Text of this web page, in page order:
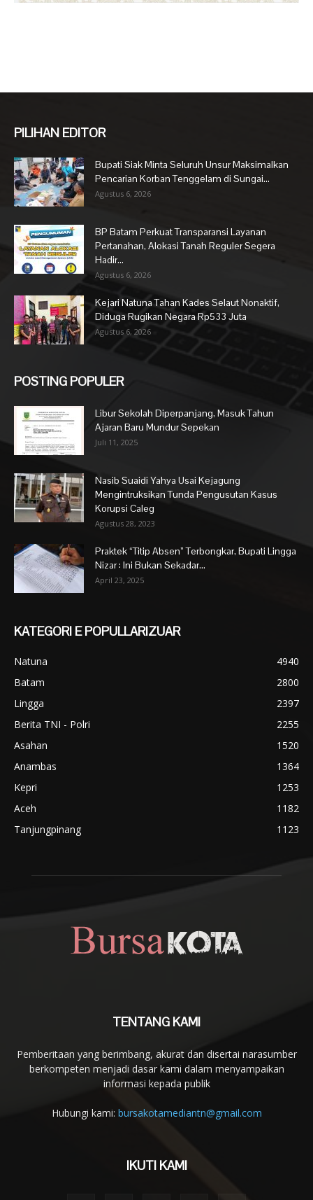
PILIHAN EDITOR
Bupati Siak Minta Seluruh Unsur Maksimalkan
Pencarian Korban Tenggelam di Sungai...
Agustus 6, 2026
BP Batam Perkuat Transparansi Layanan
Pertanahan, Alokasi Tanah Reguler Segera
Hadir...
Agustus 6, 2026
Kejari Natuna Tahan Kades Selaut Nonaktif,
Diduga Rugikan Negara Rp533 Juta
Agustus 6, 2026
POSTING POPULER
Libur Sekolah Diperpanjang, Masuk Tahun
Ajaran Baru Mundur Sepekan
Juli 11, 2025
Nasib Suaidi Yahya Usai Kejagung
Mengintruksikan Tunda Pengusutan Kasus
Korupsi Caleg
Agustus 28, 2023
Praktek “Titip Absen” Terbongkar, Bupati Lingga
Nizar : Ini Bukan Sekadar...
April 23, 2025
KATEGORI E POPULLARIZUAR
Natuna
4940
Batam
2800
Lingga
2397
Berita TNI - Polri
2255
Asahan
1520
Anambas
1364
Kepri
1253
Aceh
1182
Tanjungpinang
1123
TENTANG KAMI
Pemberitaan yang berimbang, akurat dan disertai narasumber
berkompeten menjadi dasar kami dalam menyampaikan
informasi kepada publik
Hubungi kami: bursakotamediantn@gmail.com
IKUTI KAMI